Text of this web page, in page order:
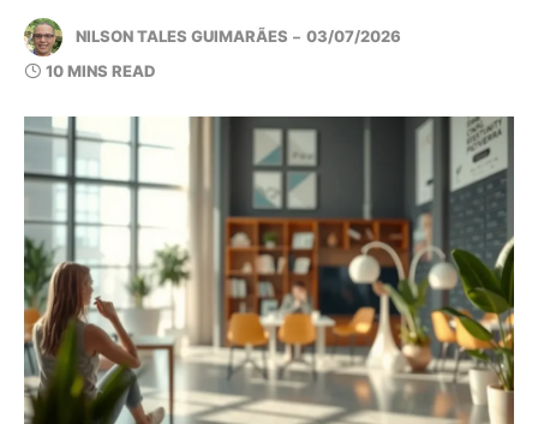
NILSON TALES GUIMARÃES
03/07/2026
10 MINS READ